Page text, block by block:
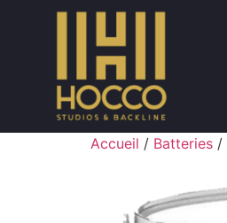
Accueil / Batteries /